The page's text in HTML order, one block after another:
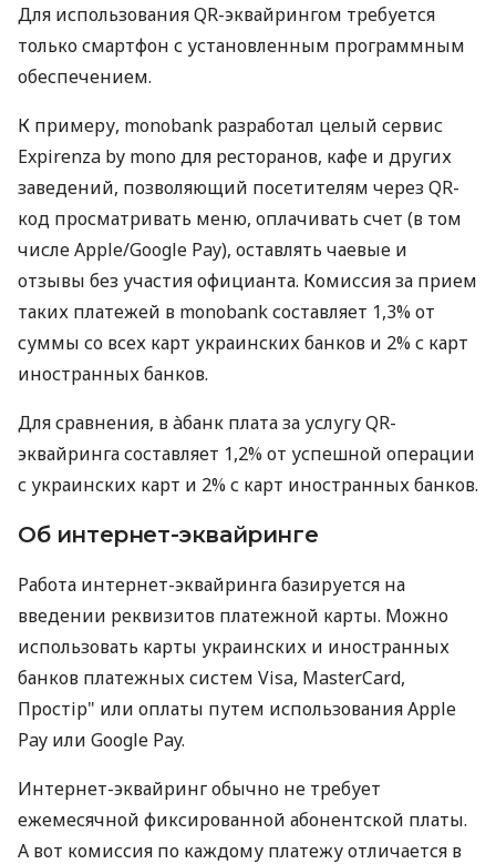
Для использования QR-эквайрингом требуется
только смартфон с установленным программным
обеспечением.
К примеру, monobank разработал целый сервис
Expirenza by mono для ресторанов, кафе и других
заведений, позволяющий посетителям через QR-
код просматривать меню, оплачивать счет (в том
числе Apple/Google Pay), оставлять чаевые и
отзывы без участия официанта. Комиссия за прием
таких платежей в monobank составляет 1,3% от
суммы со всех карт украинских банков и 2% с карт
иностранных банков.
Для сравнения, в àбанк плата за услугу QR-
эквайринга составляет 1,2% от успешной операции
с украинских карт и 2% с карт иностранных банков.
Об интернет-эквайринге
Работа интернет-эквайринга базируется на
введении реквизитов платежной карты. Можно
использовать карты украинских и иностранных
банков платежных систем Visa, MasterCard,
Простір" или оплаты путем использования Apple
Pay или Google Pay.
Интернет-эквайринг обычно не требует
ежемесячной фиксированной абонентской платы.
А вот комиссия по каждому платежу отличается в